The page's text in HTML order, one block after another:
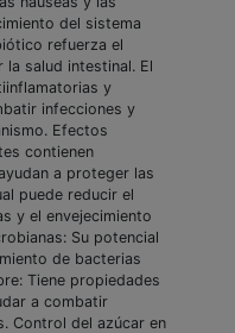
del sistema
refuerza el
la salud intestinal. El
y
infecciones y
Efectos
contienen
a proteger las
puede reducir el
y el envejecimiento
Su potencial
de bacterias
Tiene propiedades
a combatir
Control del azúcar en